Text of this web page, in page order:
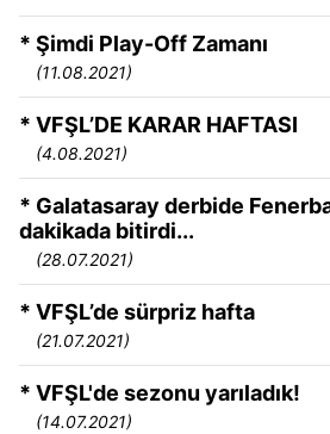
* Şimdi Play-Off Zamanı
(11.08.2021)
* VFŞL’DE KARAR HAFTASI
(4.08.2021)
* Galatasaray derbide
dakikada bitirdi...
(28.07.2021)
* VFŞL’de sürpriz hafta
(21.07.2021)
* VFŞL'de sezonu yarıladık!
(14.07.2021)